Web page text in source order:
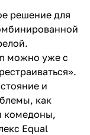
решение для
можно уже с
и
как
комедоны,
Equal